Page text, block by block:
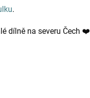
.
dílně na severu Čech ❤️